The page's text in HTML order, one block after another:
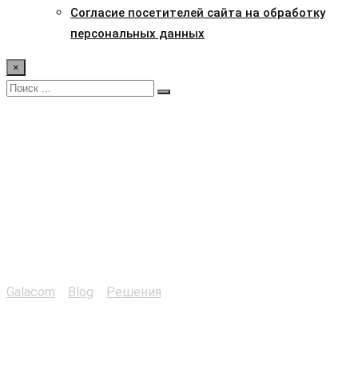
Согласие посетителей сайта на обработку
персональных данных
×
Galacom Blog Решения